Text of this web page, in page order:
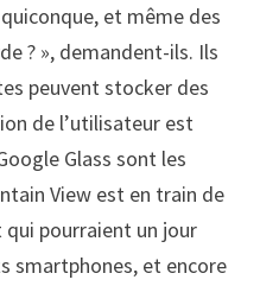
et même des
? », demandent-ils. Ils
peuvent stocker des
de l’utilisateur est
Glass sont les
View est en train de
pourraient un jour
smartphones, et encore